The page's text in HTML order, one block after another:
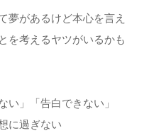
夢があるけど本心を言え
を考えるヤツがいるかも
い」「告白できない」
に過ぎない